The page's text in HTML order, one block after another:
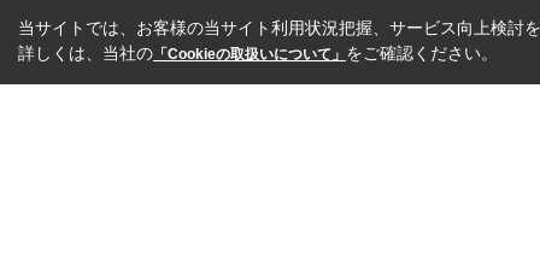
当サイトでは、お客様の当サイト利用状況把握、サービス向上検討
詳しくは、当社の 「Cookieの取扱いについて」 をご確認ください。